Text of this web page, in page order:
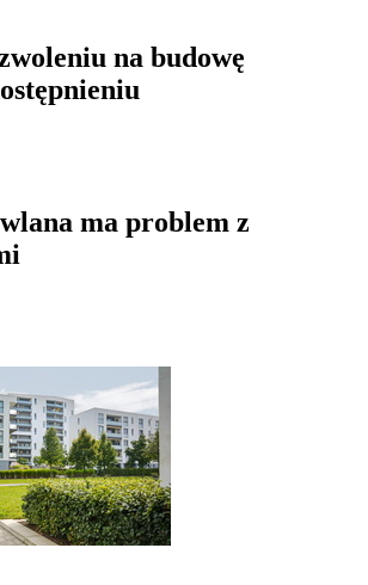
na budowę
ma problem z